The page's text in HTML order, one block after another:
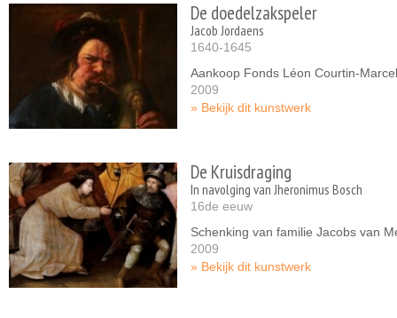
De doedelzakspeler
Jacob Jordaens
1640-1645
Aankoop Fonds Léon Courtin-
2009
Bekijk dit kunstwerk
De Kruisdraging
In navolging van Jheronimus Bosch
16de eeuw
Schenking van familie Jacobs van
2009
Bekijk dit kunstwerk